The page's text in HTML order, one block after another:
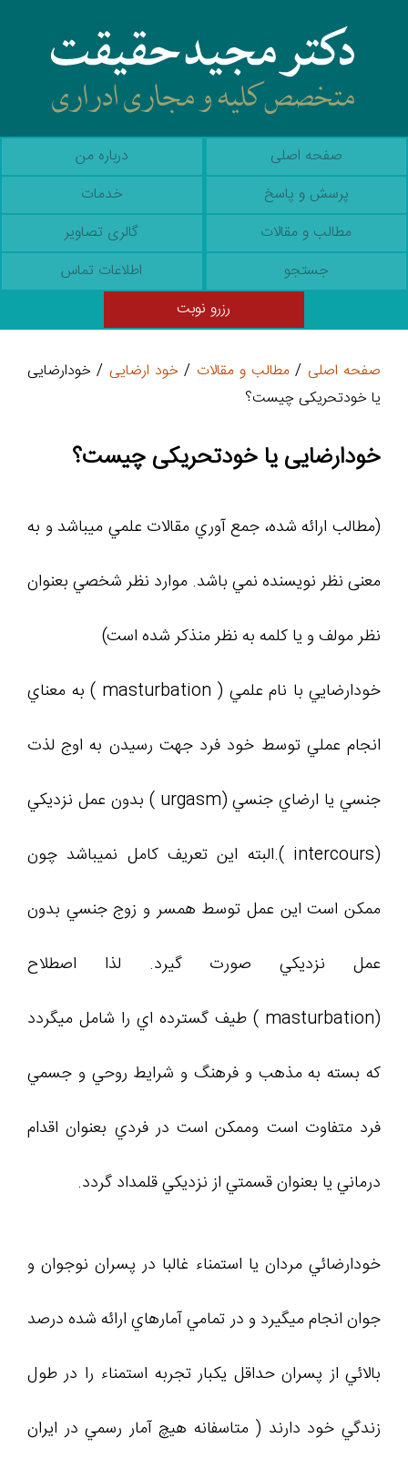
صفحه اصلی
درباره من
پرسش و پاسخ
خدمات
مطالب و مقالات
گالری تصاویر
جستجو
اطلاعات تماس
رزرو نوبت
صفحه اصلی / مطالب و مقالات / خود ارضایی / خودارضايی
یا خودتحریکی چیست؟
خودارضايی یا خودتحریکی چیست؟
(مطالب ارائه شده، جمع آوري مقالات علمي ميباشد و به
معنی نظر نويسنده نمي باشد. موارد نظر شخصي بعنوان
نظر مولف و یا کلمه به نظر منذکر شده است)
خودارضايي با نام علمي ( masturbation ) به معناي
انجام عملي توسط خود فرد جهت رسيدن به اوج لذت
جنسي يا ارضاي جنسي (urgasm ) بدون عمل نزديکي
(intercours ).البته اين تعريف کامل نميباشد چون
ممکن است اين عمل توسط همسر و زوج جنسي بدون
عمل نزديکي صورت گيرد. لذا اصطلاح
(masturbation ) طيف گسترده اي را شامل ميگردد
که بسته به مذهب و فرهنگ و شرايط روحي و جسمي
فرد متفاوت است وممکن است در فردي بعنوان اقدام
درماني يا بعنوان قسمتي از نزديکي قلمداد گردد.
خودارضائي مردان يا استمناء غالبا در پسران نوجوان و
جوان انجام ميگيرد و در تمامي آمارهاي ارائه شده درصد
بالائي از پسران حداقل يکبار تجربه استمناء را در طول
زندگي خود دارند ( متاسفانه هيچ آمار رسمي در ايران